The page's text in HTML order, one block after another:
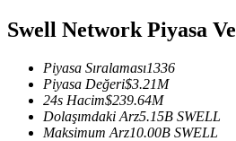
USDC'yi teminat olarak kullanan
Swell Network Piyasa
Piyasa Sıralaması1336
Piyasa Değeri$3.21M
24s Hacim$239.64M
Dolaşımdaki Arz5.15B SWELL
Maksimum Arz10.00B SWELL